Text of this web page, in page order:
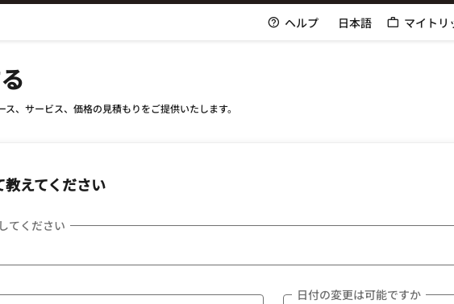
ヘルプ 日本語 マイトリ
、サービス、価格の見積もりをご提供いたします。
えてください
てください
日付の変更は可能ですか